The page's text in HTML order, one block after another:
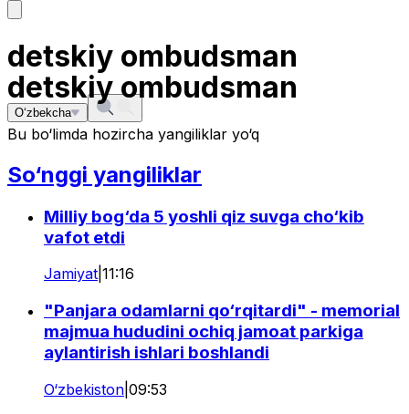
detskiy ombudsman
O‘zbekcha
detskiy ombudsman
Bu bo‘limda hozircha yangiliklar yo‘q
So‘nggi yangiliklar
Milliy bog‘da 5 yoshli qiz suvga cho‘kib
vafot etdi
Jamiyat 11:16
"Panjara odamlarni qo‘rqitardi" - memorial
majmua hududini ochiq jamoat parkiga
aylantirish ishlari boshlandi
O‘zbekiston 09:53